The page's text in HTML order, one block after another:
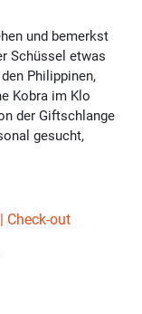
und bemerkst
Schüssel etwas
Philippinen,
Kobra im Klo
der Giftschlange
gesucht,
Check-out